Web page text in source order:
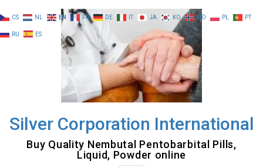
to
content
Silver Corporation International
Buy Quality Nembutal Pentobarbital Pills,
Liquid, Powder online
CS NL EN FR DE IT JA KO NO PL PT
RU ES